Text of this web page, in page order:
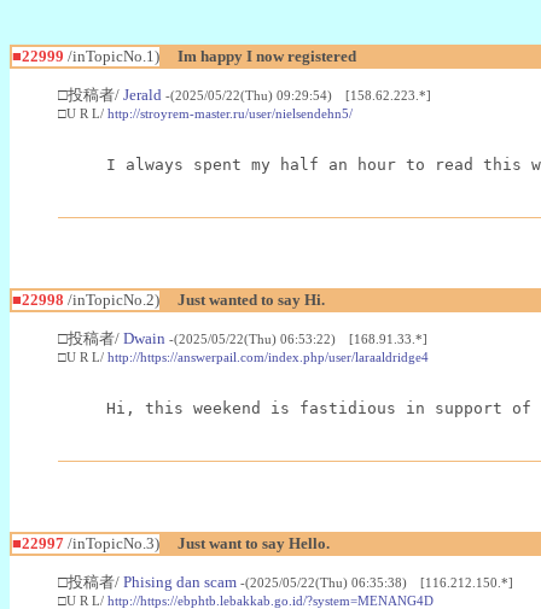
■22999 /inTopicNo.1) Im happy I now registered
□投稿者/ Jerald -(2025/05/22(Thu) 09:29:54) [158.62.223.*]
□U R L/ http://stroyrem-master.ru/user/nielsendehn5/
I always spent my half an hour to read
■22998 /inTopicNo.2) Just wanted to say Hi.
□投稿者/ Dwain -(2025/05/22(Thu) 06:53:22) [168.91.33.*]
□U R L/ http://https://answerpail.com/index.php/user/laraaldridge4
Hi, this weekend is fastidious in support of
■22997 /inTopicNo.3) Just want to say Hello.
□投稿者/ Phising dan scam -(2025/05/22(Thu) 06:35:38) [116.212.150.*]
□U R L/ http://https://ebphtb.lebakkab.go.id/?system=MENANG4D